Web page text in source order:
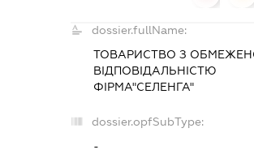
dossier.fullName:
ТОВАРИСТВО З
ВІДПОВІДАЛЬНІСТЮ
ФІРМА"СЕЛЕНГА"
dossier.opfSubType:
-